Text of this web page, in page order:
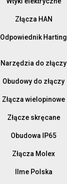
Złącza HAN
Odpowiednik Harting
Narzędzia do złączy
Obudowy do złączy
Złącza wielopinowe
Złącze skręcane
Obudowa IP65
Złącza Molex
Ilme Polska